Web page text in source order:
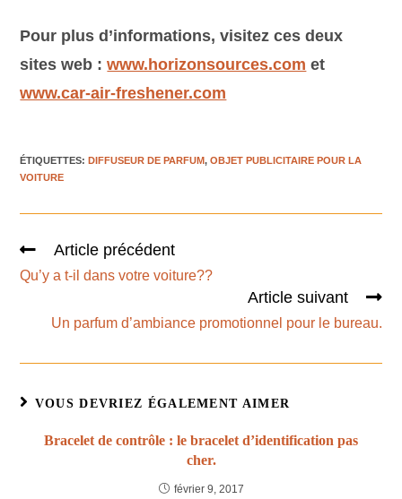
Pour plus d’informations, visitez ces deux
sites web :www.horizonsources.com et
www.car-air-freshener.com
ÉTIQUETTES:DIFFUSEUR DE PARFUM, OBJET PUBLICITAIRE POUR LA
VOITURE
Article précédent
Qu’y a t-il dans votre voiture??
Article suivant
Un parfum d’ambiance promotionnel pour le bureau.
VOUS DEVRIEZ ÉGALEMENT AIMER
Bracelet de contrôle : le bracelet d’identification pas
cher.
février 9, 2017